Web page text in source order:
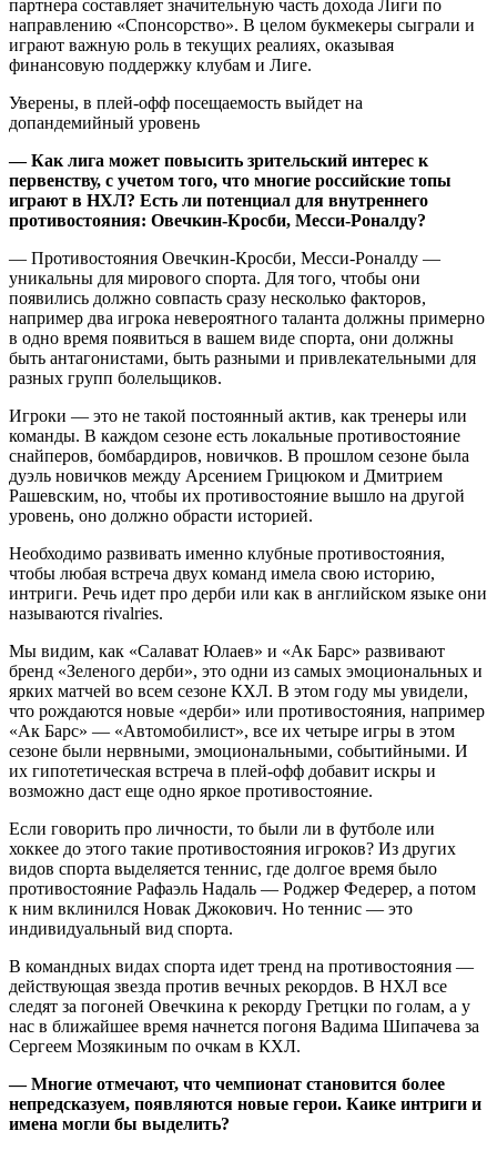
партнера составляет значительную часть дохода Лиги по
направлению «Спонсорство». В целом букмекеры сыграли и
играют важную роль в текущих реалиях, оказывая
финансовую поддержку клубам и Лиге.
Уверены, в плей-офф посещаемость выйдет на
допандемийный уровень
— Как лига может повысить зрительский интерес к
первенству, с учетом того, что многие российские топы
играют в НХЛ? Есть ли потенциал для внутреннего
противостояния: Овечкин-Кросби, Месси-Роналду?
— Противостояния Овечкин-Кросби, Месси-Роналду —
уникальны для мирового спорта. Для того, чтобы они
появились должно совпасть сразу несколько факторов,
например два игрока невероятного таланта должны примерно
в одно время появиться в вашем виде спорта, они должны
быть антагонистами, быть разными и привлекательными для
разных групп болельщиков.
Игроки — это не такой постоянный актив, как тренеры или
команды. В каждом сезоне есть локальные противостояние
снайперов, бомбардиров, новичков. В прошлом сезоне была
дуэль новичков между Арсением Грицюком и Дмитрием
Рашевским, но, чтобы их противостояние вышло на другой
уровень, оно должно обрасти историей.
Необходимо развивать именно клубные противостояния,
чтобы любая встреча двух команд имела свою историю,
интриги. Речь идет про дерби или как в английском языке они
называются rivalries.
Мы видим, как «Салават Юлаев» и «Ак Барс» развивают
бренд «Зеленого дерби», это одни из самых эмоциональных и
ярких матчей во всем сезоне КХЛ. В этом году мы увидели,
что рождаются новые «дерби» или противостояния, например
«Ак Барс» — «Автомобилист», все их четыре игры в этом
сезоне были нервными, эмоциональными, событийными. И
их гипотетическая встреча в плей-офф добавит искры и
возможно даст еще одно яркое противостояние.
Если говорить про личности, то были ли в футболе или
хоккее до этого такие противостояния игроков? Из других
видов спорта выделяется теннис, где долгое время было
противостояние Рафаэль Надаль — Роджер Федерер, а потом
к ним вклинился Новак Джокович. Но теннис — это
индивидуальный вид спорта.
В командных видах спорта идет тренд на противостояния —
действующая звезда против вечных рекордов. В НХЛ все
следят за погоней Овечкина к рекорду Гретцки по голам, а у
нас в ближайшее время начнется погоня Вадима Шипачева за
Сергеем Мозякиным по очкам в КХЛ.
— Многие отмечают, что чемпионат становится более
непредсказуем, появляются новые герои. Каике интриги и
имена могли бы выделить?